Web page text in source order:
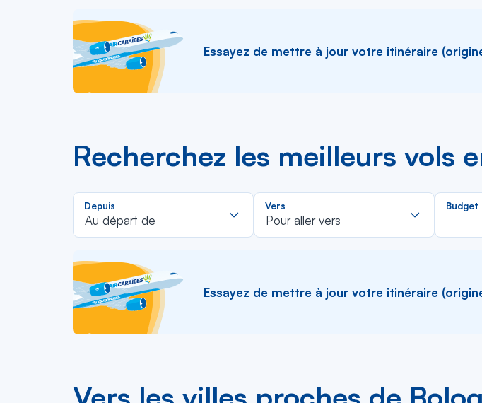
Essayez de mettre à jour votre itinéraire
Recherchez les meilleurs vols
Depuis
Au départ de
Rechercher
dans
la
Vers
Pour aller vers
la
Budget
Essayez de mettre à jour votre itinéraire